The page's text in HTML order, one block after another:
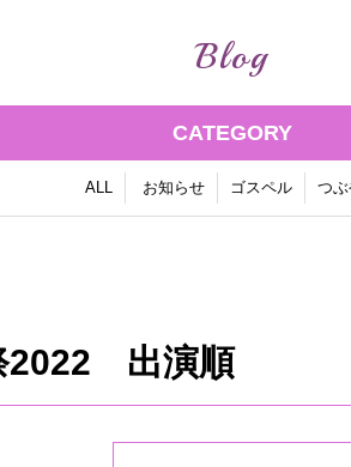
Blog
CATEGORY
ALL お知らせ ゴスペル つ
2022 出演順